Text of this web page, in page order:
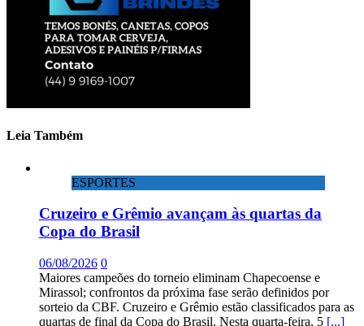
Leia Também
ESPORTES
Cruzeiro e Grêmio avançam às quartas da
Copa do Brasil
06/08/2026 0
Maiores campeões do torneio eliminam Chapecoense e
Mirassol; confrontos da próxima fase serão definidos por
sorteio da CBF. Cruzeiro e Grêmio estão classificados para as
quartas de final da Copa do Brasil. Nesta quarta-feira, 5 [...]